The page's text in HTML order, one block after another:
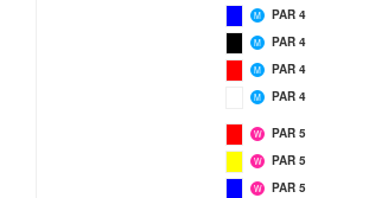
M PAR 4
M PAR 4
M PAR 4
M PAR 4
W PAR 5
W PAR 5
W PAR 5